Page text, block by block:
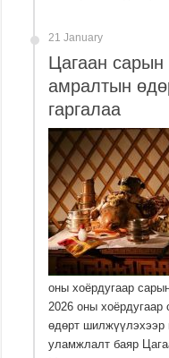
21 January
Цагаан сарын
амралтын
гаргалаа
оны хоёрдугаар
2026 оны
өдөрт шилжүүлэхээр
уламжлалт баяр